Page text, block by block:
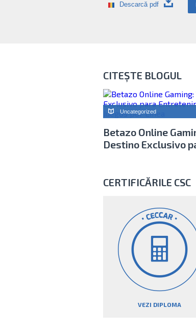
Descarcă pdf
CITEȘTE BLOGUL
Uncategorized
Betazo Online
Destino Exclusivo
CERTIFICĂRILE CSC
VEZI DIPLOMA